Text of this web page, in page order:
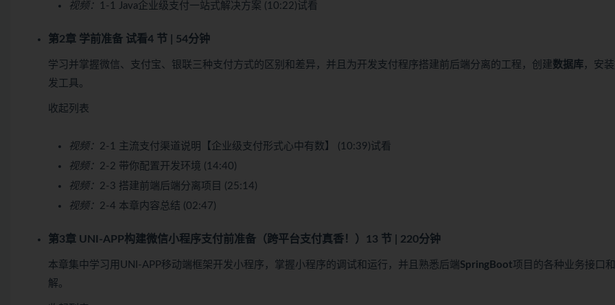
视频： 1-1 Java企业级支付一站式解决方案 (10:22)试看
第2章 学前准备 试看4 节 | 54分钟
学习并掌握微信、支付宝、银联三种支付方式的区别和差异，并且为开发支付程序搭建前后端分离的工程，创建数据库 ，安
发工具。
收起列表
视频： 2-1 主流支付渠道说明【企业级支付形式心中有数】 (10:39)试看
视频： 2-2 带你配置开发环境 (14:40)
视频： 2-3 搭建前端后端分离项目 (25:14)
视频： 2-4 本章内容总结 (02:47)
第3章 UNI-APP构建微信小程序支付前准备（跨平台支付真香！） 13 节 | 220分钟
本章集中学习用UNI-APP移动端框架开发小程序，掌握小程序的调试和运行，并且熟悉后端SpringBoot项目的各种业务接口
解。